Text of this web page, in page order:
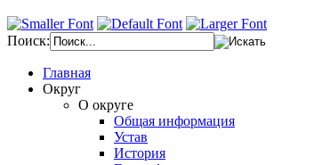
Поиск:
Главная
Округ
О округе
Общая информация
Устав
История